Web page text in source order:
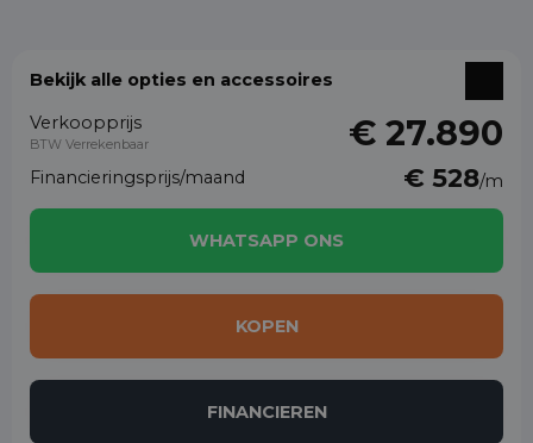
Bekijk alle opties en accessoires
Verkoopprijs
BTW Verrekenbaar € 27.890
Financieringsprijs/maand € 528/m
WHATSAPP ONS
KOPEN
FINANCIEREN